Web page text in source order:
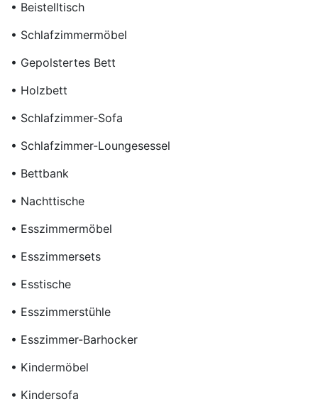
• Beistelltisch
• Schlafzimmermöbel
• Gepolstertes Bett
• Holzbett
• Schlafzimmer-Sofa
• Schlafzimmer-Loungesessel
• Bettbank
• Nachttische
• Esszimmermöbel
• Esszimmersets
• Esstische
• Esszimmerstühle
• Esszimmer-Barhocker
• Kindermöbel
• Kindersofa